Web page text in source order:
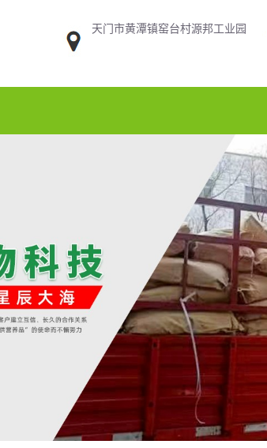
天门市黄潭镇窑台村源邦工业园